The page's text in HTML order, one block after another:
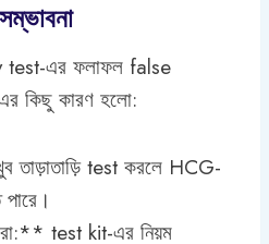
এর ফলাফল false
কিছু কারণ হলো:
তাড়াতাড়ি test করলে HCG-
test kit-এর নিয়ম